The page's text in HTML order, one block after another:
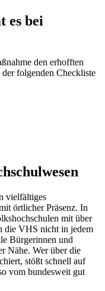
es bei
den erhofften
folgenden Checkliste
vielfältiges
örtlicher Präsenz. In
mit über
die VHS nicht in jedem
Bürgerinnen und
Nähe. Wer über die
stößt schnell auf
vom bundesweit gut